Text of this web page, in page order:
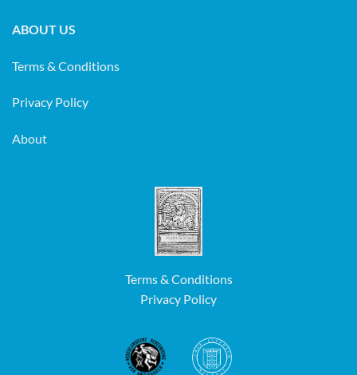
ABOUT US
Terms & Conditions
Privacy Policy
About
Terms & Conditions
Privacy Policy